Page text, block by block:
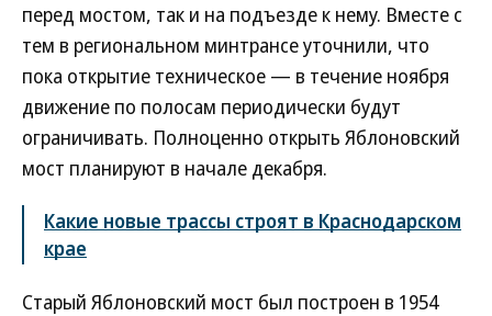
перед мостом, так и на подъезде к нему. Вместе с
тем в региональном минтрансе уточнили, что
пока открытие техническое — в течение ноября
движение по полосам периодически будут
ограничивать. Полноценно открыть Яблоновский
мост планируют в начале декабря.
Какие новые трассы строят в Краснодарском
крае
Старый Яблоновский мост был построен в 1954